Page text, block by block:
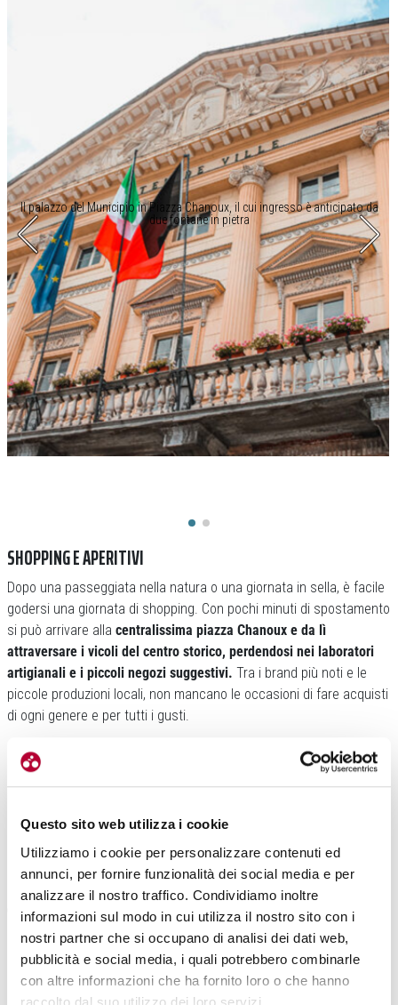
Questo sito web utilizza i cookie
Utilizziamo i cookie per personalizzare contenuti ed
annunci, per fornire funzionalità dei social media e per
analizzare il nostro traffico. Condividiamo inoltre
informazioni sul modo in cui utilizza il nostro sito con i
nostri partner che si occupano di analisi dei dati web,
pubblicità e social media, i quali potrebbero combinarle
con altre informazioni che ha fornito loro o che hanno
raccolto dal suo utilizzo dei loro servizi.
Il palazzo del Municipio in Piazza Chanoux, il cui ingresso è anticipato da
due fontane in pietra
SHOPPING E APERITIVI
Dopo una passeggiata nella natura o una giornata in sella, è facile
godersi una giornata di shopping. Con pochi minuti di spostamento
si può arrivare alla centralissima piazza Chanoux e da lì
attraversare i vicoli del centro storico, perdendosi nei laboratori
artigianali e i piccoli negozi suggestivi. Tra i brand più noti e le
piccole produzioni locali, non mancano le occasioni di fare acquisti
di ogni genere e per tutti i gusti.
E per concludere in bellezza…in città ci sono
diversi locali dove
godersi un aperitivo con stuzzicherie tipiche
GLI EVENTI DELL’ESTATE DI PILA
Le sere in montagna sono tutte da vivere. Tra escursioni, pedalate
e trekking, c’è spazio anche per l’intrattenimento.